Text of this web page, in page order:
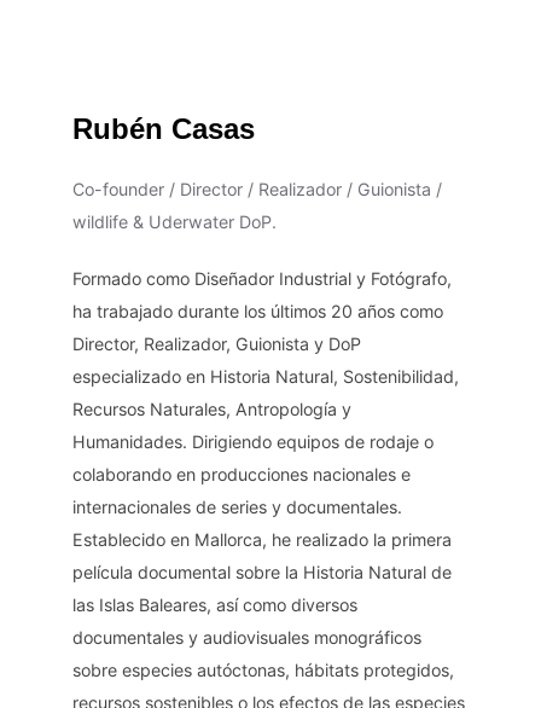
Rubén Casas
Co-founder / Director / Realizador / Guionista /
wildlife & Uderwater DoP.
Formado como Diseñador Industrial y Fotógrafo,
ha trabajado durante los últimos 20 años como
Director, Realizador, Guionista y DoP
especializado en Historia Natural, Sostenibilidad,
Recursos Naturales, Antropología y
Humanidades. Dirigiendo equipos de rodaje o
colaborando en producciones nacionales e
internacionales de series y documentales.
Establecido en Mallorca, he realizado la primera
película documental sobre la Historia Natural de
las Islas Baleares, así como diversos
documentales y audiovisuales monográficos
sobre especies autóctonas, hábitats protegidos,
recursos sostenibles o los efectos de las especies